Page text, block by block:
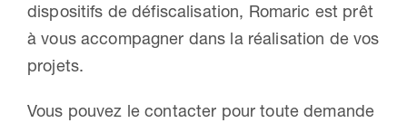
dispositifs de défiscalisation, Romaric est prêt
à vous accompagner dans la réalisation de vos
projets.
Vous pouvez le contacter pour toute demande